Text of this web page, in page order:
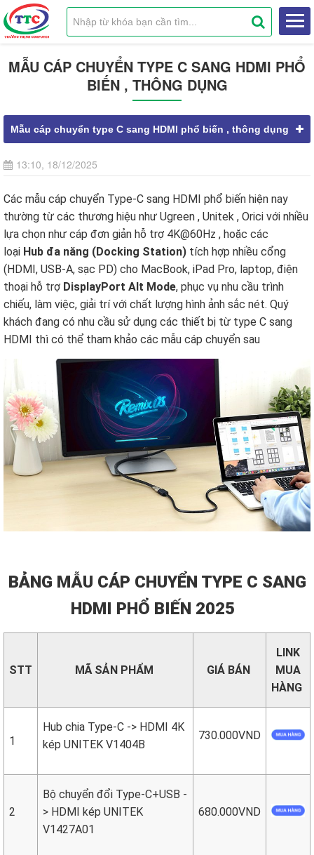
MẪU CÁP CHUYỂN TYPE C SANG HDMI PHỔ
BIẾN , THÔNG DỤNG
Mẫu cáp chuyển type C sang HDMI phổ biến , thông dụng
13:10, 18/12/2025
Các mẫu cáp chuyển Type-C sang HDMI phổ biến hiện nay
thường từ các thương hiệu như Ugreen , Unitek , Orici với nhiều
lựa chọn như cáp đơn giản hỗ trợ 4K@60Hz , hoặc các
loại Hub đa năng (Docking Station) tích hợp nhiều cổng
(HDMI, USB-A, sạc PD) cho MacBook, iPad Pro, laptop, điện
thoại hỗ trợ DisplayPort Alt Mode, phục vụ nhu cầu trình
chiếu, làm việc, giải trí với chất lượng hình ảnh sắc nét. Quý
khách đang có nhu cầu sử dụng các thiết bị từ type C sang
HDMI thì có thể tham khảo các mẫu cáp chuyển sau
BẢNG MẪU CÁP CHUYỂN TYPE C SANG
HDMI PHỔ BIẾN 2025
STT MÃ SẢN PHẨM GIÁ BÁN
LINK
MUA
HÀNG
1
Hub chia Type-C -> HDMI 4K
kép UNITEK V1404B
730.000VND
2
Bộ chuyển đổi Type-C+USB -
> HDMI kép UNITEK
V1427A01
680.000VND